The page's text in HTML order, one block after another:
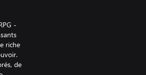
-
riche
de